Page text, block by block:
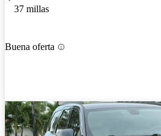
37 millas
Buena oferta